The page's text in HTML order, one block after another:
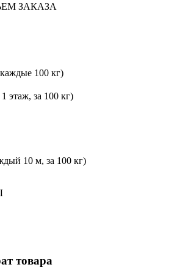
ЗАКАЗА
100 кг)
этаж, за 100 кг)
10 м, за 100 кг)
товара